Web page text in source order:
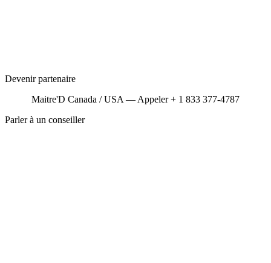
Devenir partenaire
Maitre'D Canada / USA — Appeler + 1 833 377-4787
Parler à un conseiller